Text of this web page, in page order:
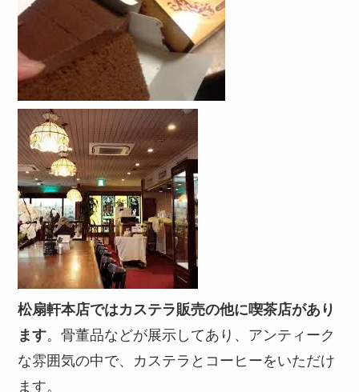
松扇軒本店ではカステラ販売の他に喫茶店があり
ます。骨董品などが展示してあり、アンティーク
な雰囲気の中で、カステラとコーヒーをいただけ
ます。